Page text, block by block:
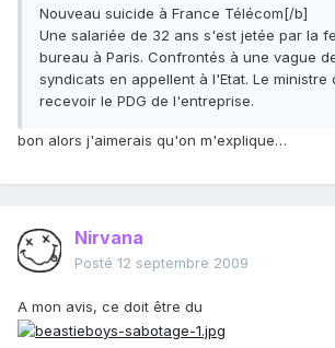
Nouveau suicide à France Télécom[/b]
Une salariée de 32 ans s'est jetée par la
bureau à Paris. Confrontés à une vague
syndicats en appellent à l'Etat. Le ministre
recevoir le PDG de l'entreprise.
bon alors j'aimerais qu'on m'explique…
Nirvana
Posté 12 septembre 2009
A mon avis, ce doit être du